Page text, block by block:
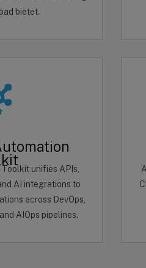
bietet.
unifies APIs,
AI integrations to
across DevOps,
AIOps pipelines.